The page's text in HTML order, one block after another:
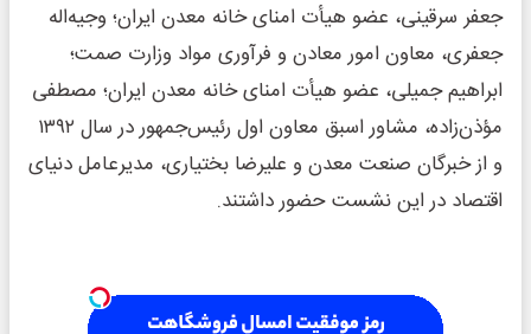
جعفر سرقینی، عضو هیأت امنای خانه معدن ایران؛ وجیه‌اله
جعفری، معاون امور معادن و فرآوری مواد وزارت صمت؛
ابراهیم جمیلی، عضو هیأت امنای خانه معدن ایران؛ مصطفی
مؤذن‌زاده، مشاور اسبق معاون اول رئیس‌جمهور در سال ۱۳۹۲
و از خبرگان صنعت معدن و علیرضا بختیاری، مدیرعامل دنیای
اقتصاد در این نشست حضور داشتند.